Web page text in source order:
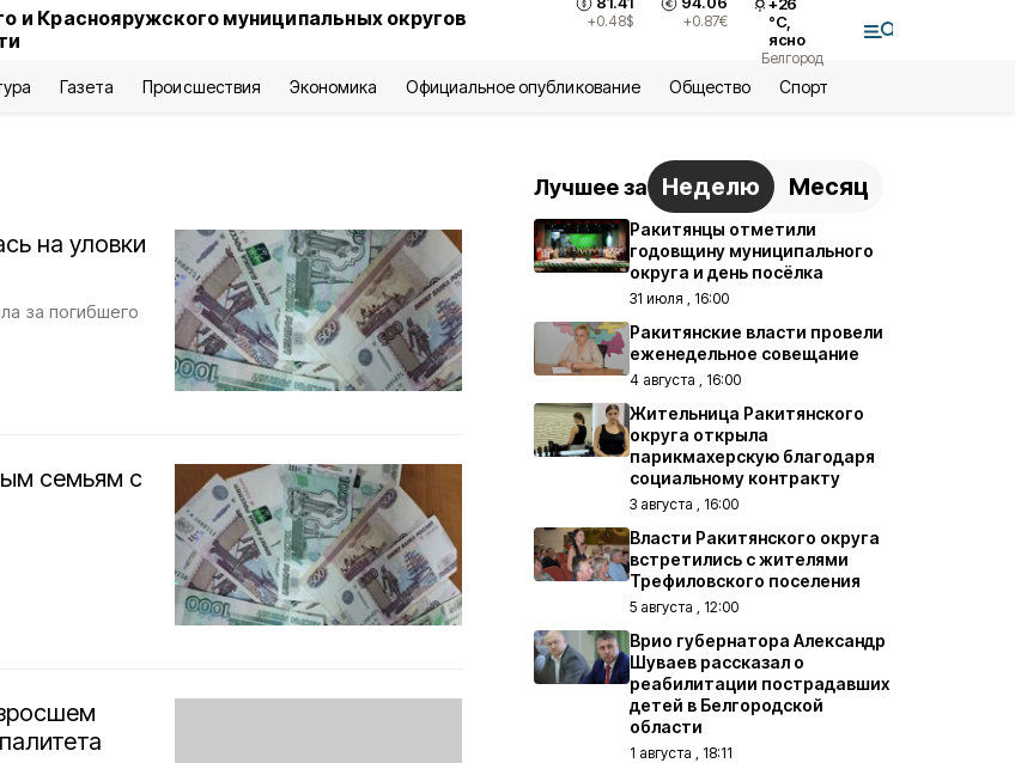
и Краснояружского муниципальных округов
+0.48$ +0.87€
°С,
ясно
Белгород
Газета Происшествия Экономика Официальное опубликование Общество Спорт
на уловки
за погибшего
семьям с
Лучшее за Неделю Месяц
Ракитянцы отметили
годовщину муниципального
округа и день посёлка
31 июля , 16:00
Ракитянские власти провели
еженедельное совещание
4 августа , 16:00
Жительница Ракитянского
округа открыла
парикмахерскую благодаря
социальному контракту
3 августа , 16:00
Власти Ракитянского округа
встретились с жителями
Трефиловского поселения
5 августа , 12:00
Врио губернатора Александр
Шуваев рассказал о
реабилитации пострадавших
детей в Белгородской
области
1 августа , 18:11